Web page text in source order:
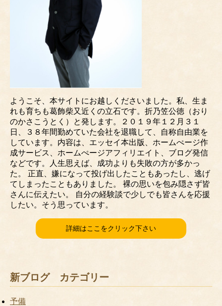
ようこそ、本サイトにお越しくださいました。私、生ま
れも育ちも葛飾柴又近くの立石です。折乃笠公徳（おり
のかさこうとく）と発します。２０１９年１２月３１
日、３８年間勤めていた会社を退職して、自称自由業を
しています。内容は、エッセイ本出版、ホームぺージ作
成サービス、ホームぺージアフィリエイト、ブログ発信
などです。人生思えば、成功よりも失敗の方が多かっ
た。 正直、嫌になって投げ出したこともあったし、逃げ
てしまったこともありました。 裸の思いを包み隠さず皆
さんに伝えたい。 自分の経験談で少しでも皆さんを応援
したい。そう思っています。
詳細はここをクリック下さい
新ブログ カテゴリー
予備